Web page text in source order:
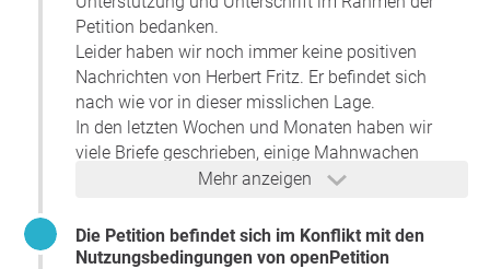
Mehr anzeigen
Petition bedanken.
Leider haben wir noch immer keine positiven
Nachrichten von Herbert Fritz. Er befindet sich
nach wie vor in dieser misslichen Lage.
In den letzten Wochen und Monaten haben wir
viele Briefe geschrieben, einige Mahnwachen
abgehalten und sind verstärkt an die Medien
Wir geben nicht auf und machen weiter.
Die Petition befindet sich im Konflikt mit den
Nutzungsbedingungen von openPetition